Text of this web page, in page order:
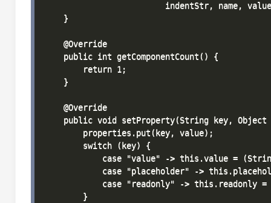
indentStr, name,
    }
    @Override
    public int getComponentCount() {
        return 1;
    }
    @Override
public void setProperty(String key, Object
        properties.put(key, value);
        switch (key) {
case "value" -> this.value =
case "placeholder" ->
case "readonly" -> this.readonly =
        }